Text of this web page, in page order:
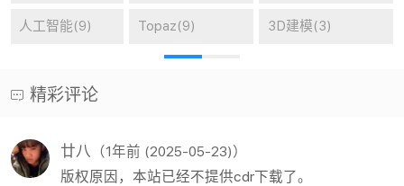
人工智能(9) Topaz(9) 3D建模(3)
精彩评论
廿八 （1年前 (2025-05-23)）
版权原因，本站已经不提供cdr下载了。